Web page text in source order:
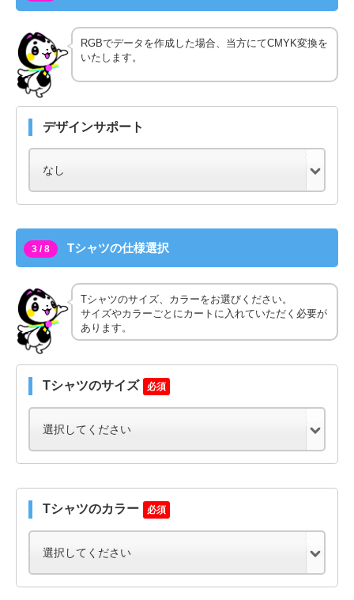
RGBでデータを作成した場合、当方にてCMYK変換を
いたします。
デザインサポート
3 / 8 Tシャツの仕様選択
Tシャツのサイズ、カラーをお選びください。
サイズやカラーごとにカートに入れていただく必要が
あります。
Tシャツのサイズ 必須
Tシャツのカラー 必須